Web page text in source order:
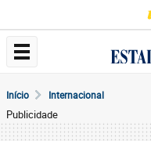
Início Internacional
Publicidade